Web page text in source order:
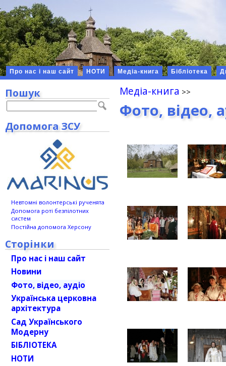
Про нас і наш сайт НОТИ Медіа-книга Бібліотека
Медіа-книга
Фото, відео,
Пошук
Допомога ЗСУ
Невтомні волонтерські рученята
Допомога роті безпілотних
систем
Постійна допомога Херсону
Сторінки
Про нас і наш сайт
Новини
Фото, відео, аудіо
Українська церковна
архітектура
Сад Українського
Модерну
БІБЛІОТЕКА
НОТИ